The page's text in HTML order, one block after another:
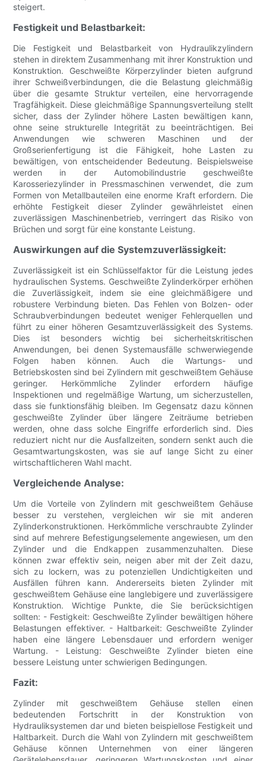
steigert.
Festigkeit und Belastbarkeit:
Die Festigkeit und Belastbarkeit von Hydraulikzylindern
stehen in direktem Zusammenhang mit ihrer Konstruktion und
Konstruktion. Geschweißte Körperzylinder bieten aufgrund
ihrer Schweißverbindungen, die die Belastung gleichmäßig
über die gesamte Struktur verteilen, eine hervorragende
Tragfähigkeit. Diese gleichmäßige Spannungsverteilung stellt
sicher, dass der Zylinder höhere Lasten bewältigen kann,
ohne seine strukturelle Integrität zu beeinträchtigen. Bei
Anwendungen wie schweren Maschinen und der
Großserienfertigung ist die Fähigkeit, hohe Lasten zu
bewältigen, von entscheidender Bedeutung. Beispielsweise
werden in der Automobilindustrie geschweißte
Karosseriezylinder in Pressmaschinen verwendet, die zum
Formen von Metallbauteilen eine enorme Kraft erfordern. Die
erhöhte Festigkeit dieser Zylinder gewährleistet einen
zuverlässigen Maschinenbetrieb, verringert das Risiko von
Brüchen und sorgt für eine konstante Leistung.
Auswirkungen auf die Systemzuverlässigkeit:
Zuverlässigkeit ist ein Schlüsselfaktor für die Leistung jedes
hydraulischen Systems. Geschweißte Zylinderkörper erhöhen
die Zuverlässigkeit, indem sie eine gleichmäßigere und
robustere Verbindung bieten. Das Fehlen von Bolzen- oder
Schraubverbindungen bedeutet weniger Fehlerquellen und
führt zu einer höheren Gesamtzuverlässigkeit des Systems.
Dies ist besonders wichtig bei sicherheitskritischen
Anwendungen, bei denen Systemausfälle schwerwiegende
Folgen haben können. Auch die Wartungs- und
Betriebskosten sind bei Zylindern mit geschweißtem Gehäuse
geringer. Herkömmliche Zylinder erfordern häufige
Inspektionen und regelmäßige Wartung, um sicherzustellen,
dass sie funktionsfähig bleiben. Im Gegensatz dazu können
geschweißte Zylinder über längere Zeiträume betrieben
werden, ohne dass solche Eingriffe erforderlich sind. Dies
reduziert nicht nur die Ausfallzeiten, sondern senkt auch die
Gesamtwartungskosten, was sie auf lange Sicht zu einer
wirtschaftlicheren Wahl macht.
Vergleichende Analyse:
Um die Vorteile von Zylindern mit geschweißtem Gehäuse
besser zu verstehen, vergleichen wir sie mit anderen
Zylinderkonstruktionen. Herkömmliche verschraubte Zylinder
sind auf mehrere Befestigungselemente angewiesen, um den
Zylinder und die Endkappen zusammenzuhalten. Diese
können zwar effektiv sein, neigen aber mit der Zeit dazu,
sich zu lockern, was zu potenziellen Undichtigkeiten und
Ausfällen führen kann. Andererseits bieten Zylinder mit
geschweißtem Gehäuse eine langlebigere und zuverlässigere
Konstruktion. Wichtige Punkte, die Sie berücksichtigen
sollten: - Festigkeit: Geschweißte Zylinder bewältigen höhere
Belastungen effektiver. - Haltbarkeit: Geschweißte Zylinder
haben eine längere Lebensdauer und erfordern weniger
Wartung. - Leistung: Geschweißte Zylinder bieten eine
bessere Leistung unter schwierigen Bedingungen.
Fazit:
Zylinder mit geschweißtem Gehäuse stellen einen
bedeutenden Fortschritt in der Konstruktion von
Hydrauliksystemen dar und bieten beispiellose Festigkeit und
Haltbarkeit. Durch die Wahl von Zylindern mit geschweißtem
Gehäuse können Unternehmen von einer längeren